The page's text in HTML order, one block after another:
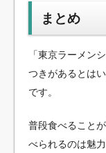
まとめ
「東京ラーメン
つきがあるとは
です。
普段食べること
べられるのは魅力